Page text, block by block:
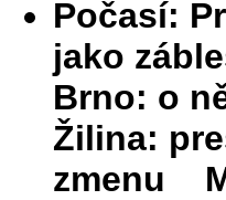
Počasí:
jako
Brno: o
Žilina:
zmenu